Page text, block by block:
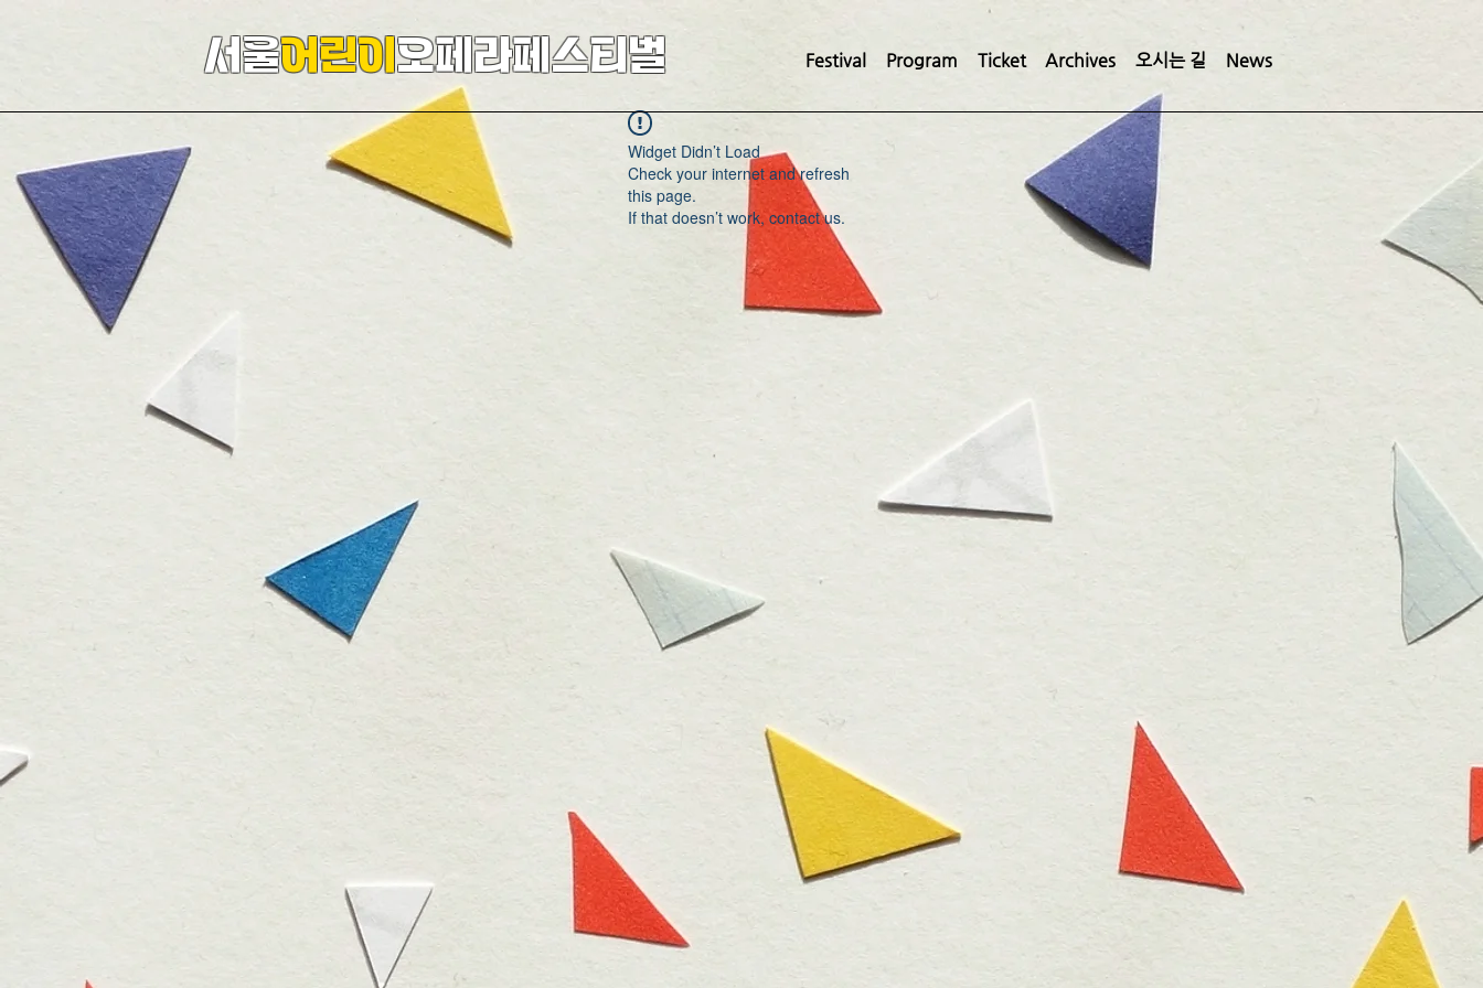
서울어린이오페라페스티벌 Festival Program Ticket Archives 오시는 길 News
Widget Didn’t Load
Check your internet and refresh
this page.
If that doesn’t work, contact us.